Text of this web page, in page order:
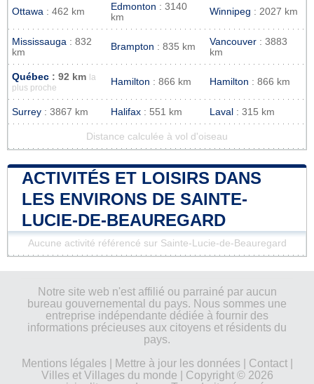
Ottawa : 462 km Edmonton : 3140
km
Winnipeg : 2027 km
Mississauga : 832
km
Brampton : 835 km Vancouver : 3883
km
Québec : 92 km
la
plus proche
Hamilton : 866 km Hamilton : 866 km
Surrey : 3867 km Halifax : 551 km Laval : 315 km
Distance calculée à vol d'oiseau
ACTIVITÉS ET LOISIRS DANS
LES ENVIRONS DE SAINTE-
LUCIE-DE-BEAUREGARD
Aucune activité référencé sur Sainte-Lucie-de-Beauregard
Notre site web n'est affilié ou parrainé par aucun
bureau gouvernemental du pays. Nous sommes une
entreprise indépendante dédiée à fournir des
informations précieuses aux citoyens et résidents du
pays.
Mentions légales| Mettre à jour les données| Contact|
Villes et Villages du monde | Copyright © 2026